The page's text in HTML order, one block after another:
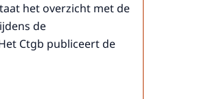
het overzicht met de
de
Ctgb publiceert de